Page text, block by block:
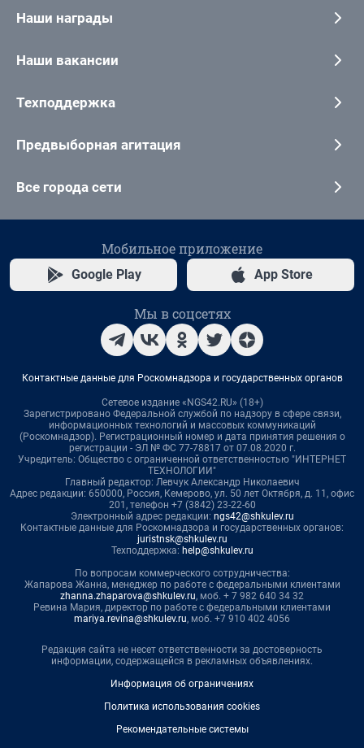
Наши награды
Наши вакансии
Техподдержка
Предвыборная агитация
Все города сети
Мобильное приложение
Google Play App Store
Мы в соцсетях
Контактные данные для Роскомнадзора и государственных органов
Сетевое издание «NGS42.RU» (18+)
Зарегистрировано Федеральной службой по надзору в сфере связи,
информационных технологий и массовых коммуникаций
(Роскомнадзор). Регистрационный номер и дата принятия решения о
регистрации - ЭЛ № ФС 77-78817 от 07.08.2020 г.
Учредитель: Общество с ограниченной ответственностью "ИНТЕРНЕТ
ТЕХНОЛОГИИ"
Главный редактор: Левчук Александр Николаевич
Адрес редакции: 650000, Россия, Кемерово, ул. 50 лет Октября, д. 11, офис
201, телефон +7 (3842) 23-22-60
Электронный адрес редакции: ngs42@shkulev.ru
Контактные данные для Роскомнадзора и государственных органов:
juristnsk@shkulev.ru
Техподдержка: help@shkulev.ru
По вопросам коммерческого сотрудничества:
Жапарова Жанна, менеджер по работе с федеральными клиентами
zhanna.zhaparova@shkulev.ru, моб. + 7 982 640 34 32
Ревина Мария, директор по работе с федеральными клиентами
mariya.revina@shkulev.ru, моб. +7 910 402 4056
Редакция сайта не несет ответственности за достоверность
информации, содержащейся в рекламных объявлениях.
Информация об ограничениях
Политика использования cookies
Рекомендательные системы